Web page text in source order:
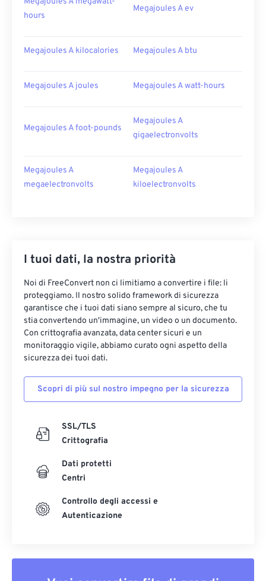
hours
Megajoules A ev
Megajoules A kilocalories Megajoules A btu
Megajoules A joules Megajoules A watt-hours
Megajoules A foot-pounds
Megajoules A
gigaelectronvolts
Megajoules A
megaelectronvolts
Megajoules A
kiloelectronvolts
I tuoi dati, la nostra priorità
Noi di FreeConvert non ci limitiamo a convertire i file: li
proteggiamo. Il nostro solido framework di sicurezza
garantisce che i tuoi dati siano sempre al sicuro, che tu
stia convertendo un'immagine, un video o un documento.
Con crittografia avanzata, data center sicuri e un
monitoraggio vigile, abbiamo curato ogni aspetto della
sicurezza dei tuoi dati.
Scopri di più sul nostro impegno per la sicurezza
SSL/TLS
Crittografia
Dati protetti
Centri
Controllo degli accessi e
Autenticazione